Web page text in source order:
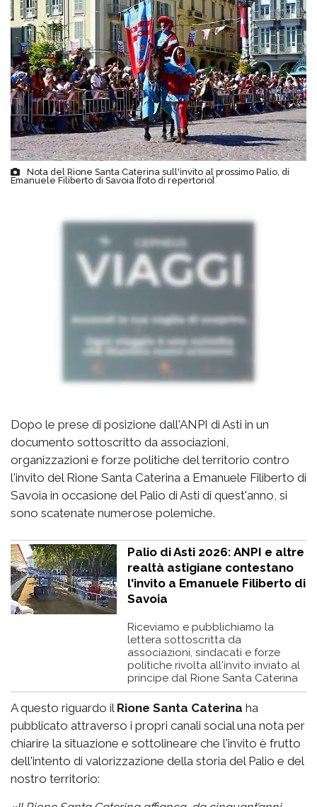
Nota del Rione Santa Caterina sull'invito al prossimo Palio, di
Emanuele Filiberto di Savoia [foto di repertorio]
Dopo le prese di posizione dall'ANPI di Asti in un
documento sottoscritto da associazioni,
organizzazioni e forze politiche del territorio contro
l'invito del Rione Santa Caterina a Emanuele Filiberto di
Savoia in occasione del Palio di Asti di quest'anno, si
sono scatenate numerose polemiche.
Palio di Asti 2026: ANPI e altre
realtà astigiane contestano
l'invito a Emanuele Filiberto di
Savoia
Riceviamo e pubblichiamo la
lettera sottoscritta da
associazioni, sindacati e forze
politiche rivolta all'invito inviato al
principe dal Rione Santa Caterina
A questo riguardo il Rione Santa Caterina ha
pubblicato attraverso i propri canali social una nota per
chiarire la situazione e sottolineare che l'invito è frutto
dell'intento di valorizzazione della storia del Palio e del
nostro territorio: